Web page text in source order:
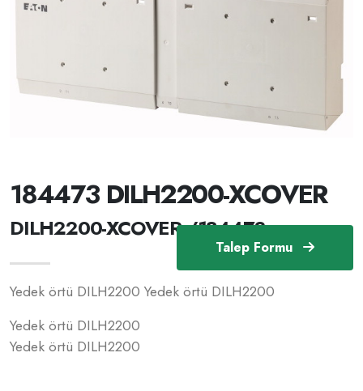
Talep Formu
184473 DILH2200-XCOVER
DILH2200-XCOVER /184473
Yedek örtü DILH2200 Yedek örtü DILH2200
Yedek örtü DILH2200
Yedek örtü DILH2200